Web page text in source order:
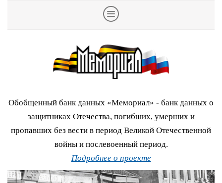
Обобщенный банк данных «Мемориал» - банк данных о
защитниках Отечества, погибших, умерших и
пропавших без вести в период Великой Отечественной
войны и послевоенный период.
Подробнее о проекте